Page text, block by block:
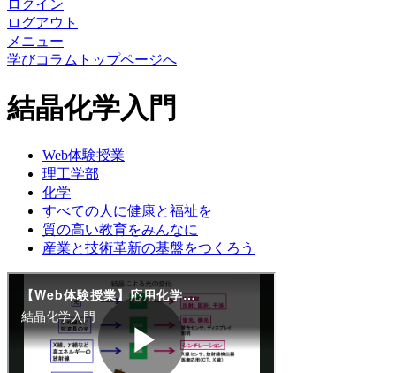
ログイン
ログアウト
メニュー
学びコラムトップページへ
結晶化学入門
Web体験授業
理工学部
化学
すべての人に健康と福祉を
質の高い教育をみんなに
産業と技術革新の基盤をつくろう